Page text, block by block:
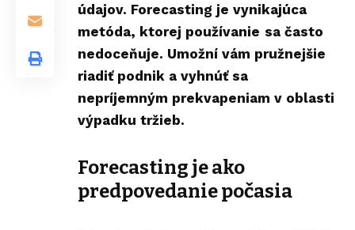
údajov. Forecasting je vynikajúca
metóda, ktorej používanie sa často
nedoceňuje. Umožní vám pružnejšie
riadiť podnik a vyhnúť sa
nepríjemným prekvapeniam v oblasti
výpadku tržieb.
Forecasting je ako
predpovedanie počasia